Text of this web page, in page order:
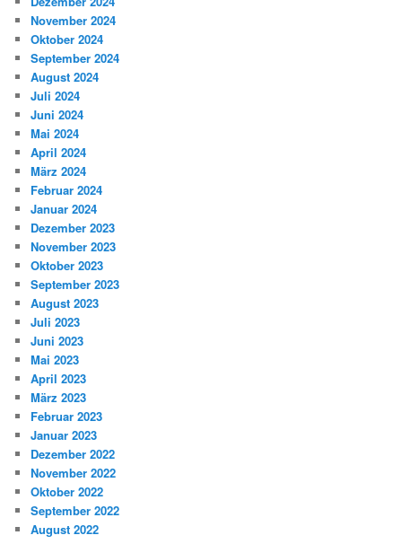
November 2024
Oktober 2024
September 2024
August 2024
Juli 2024
Juni 2024
Mai 2024
April 2024
März 2024
Februar 2024
Januar 2024
Dezember 2023
November 2023
Oktober 2023
September 2023
August 2023
Juli 2023
Juni 2023
Mai 2023
April 2023
März 2023
Februar 2023
Januar 2023
Dezember 2022
November 2022
Oktober 2022
September 2022
August 2022